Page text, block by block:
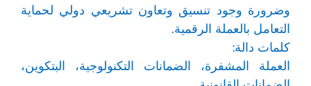
وضرورة وجود تنسيق وتعاون تشريعي دولي لحماية
التعامل بالعملة الرقمية.
كلمات دالة:
العملة المشفرة، الضمانات التكنولوجية، البتكوين،